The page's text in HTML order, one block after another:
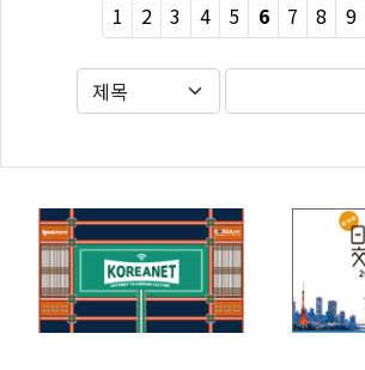
1 2 3 4 5 6 7 8 9